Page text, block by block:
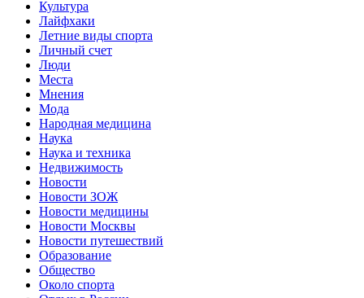
Культура
Лайфхаки
Летние виды спорта
Личный счет
Люди
Места
Мнения
Мода
Народная медицина
Наука
Наука и техника
Недвижимость
Новости
Новости ЗОЖ
Новости медицины
Новости Москвы
Новости путешествий
Образование
Общество
Около спорта